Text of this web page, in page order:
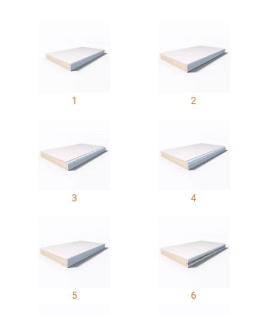
1 2
3 4
5 6